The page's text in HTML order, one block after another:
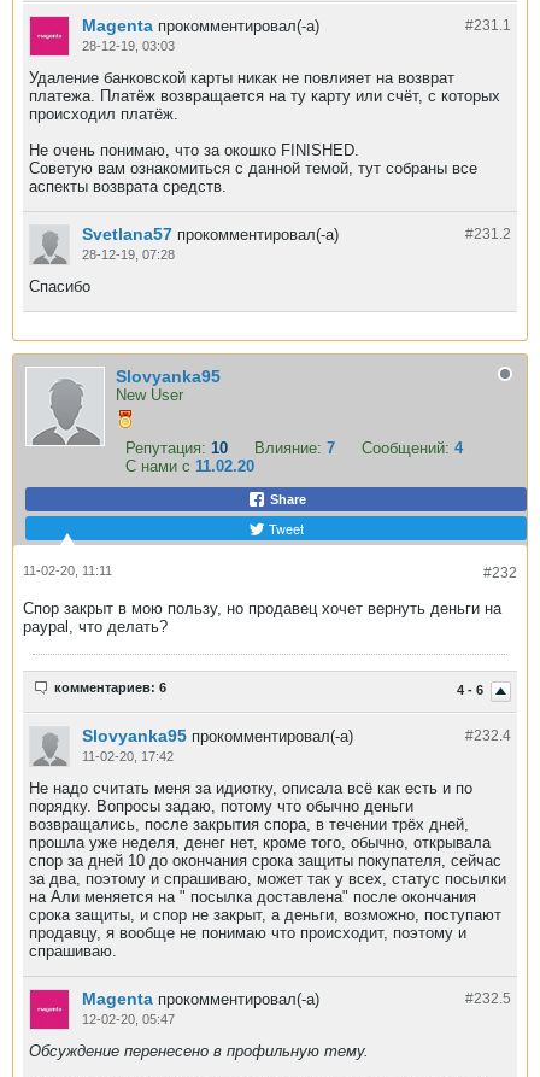
#231.1
Magenta прокомментировал(-а)
28-12-19, 03:03
Удаление банковской карты никак не повлияет на возврат
платежа. Платёж возвращается на ту карту или счёт, с которых
происходил платёж.
Не очень понимаю, что за окошко FINISHED.
Советую вам ознакомиться с данной темой, тут собраны все
аспекты возврата средств.
#231.2
Svetlana57 прокомментировал(-а)
28-12-19, 07:28
Спасибо
Slovyanka95
New User
Репутация: 10 Влияние: 7 Сообщений: 4
С нами с 11.02.20
Share
Tweet
#232
11-02-20, 11:11
Спор закрыт в мою пользу, но продавец хочет вернуть деньги на
paypal, что делать?
4 - 6
комментариев: 6
#232.4
Slovyanka95 прокомментировал(-а)
11-02-20, 17:42
Не надо считать меня за идиотку, описала всё как есть и по
порядку. Вопросы задаю, потому что обычно деньги
возвращались, после закрытия спора, в течении трёх дней,
прошла уже неделя, денег нет, кроме того, обычно, открывала
спор за дней 10 до окончания срока защиты покупателя, сейчас
за два, поэтому и спрашиваю, может так у всех, статус посылки
на Али меняется на " посылка доставлена" после окончания
срока защиты, и спор не закрыт, а деньги, возможно, поступают
продавцу, я вообще не понимаю что происходит, поэтому и
спрашиваю.
#232.5
Magenta прокомментировал(-а)
12-02-20, 05:47
Обсуждение перенесено в профильную тему.